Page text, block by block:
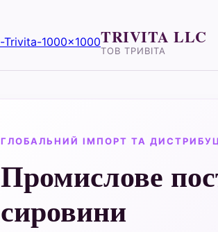
TRIVITA LLC
ТОВ ТРИВІТА
ГЛОБАЛЬНИЙ ІМПОРТ ТА
Промислове
сировини